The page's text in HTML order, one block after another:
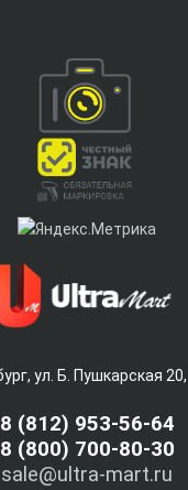
ул. Б. Пушкарская
8 (812) 953-56-64
8 (800) 700-80-30
sale@ultra-mart.ru